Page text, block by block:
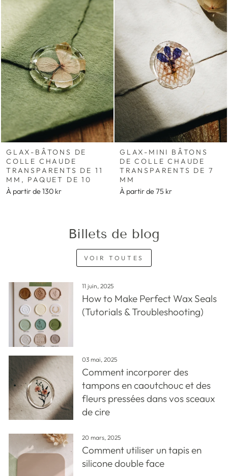
GLAX-BÂTONS DE
COLLE CHAUDE
TRANSPARENTS DE 11
MM, PAQUET DE 10
À partir de130 kr
GLAX-MINI BÂTONS
DE COLLE CHAUDE
TRANSPARENTS DE 7
MM
À partir de75 kr
Billets de blog
VOIR TOUTES
11 juin, 2025
How to Make Perfect Wax Seals
(Tutorials & Troubleshooting)
03 mai, 2025
Comment incorporer des
tampons en caoutchouc et des
fleurs pressées dans vos sceaux
de cire
20 mars, 2025
Comment utiliser un tapis en
silicone double face